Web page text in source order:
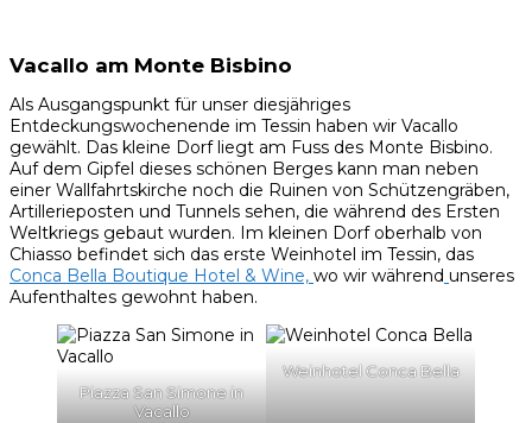
Vacallo am Monte Bisbino
Als Ausgangspunkt für unser diesjähriges
Entdeckungswochenende im Tessin haben wir Vacallo
gewählt. Das kleine Dorf liegt am Fuss des Monte Bisbino.
Auf dem Gipfel dieses schönen Berges kann man neben
einer Wallfahrtskirche noch die Ruinen von Schützengräben,
Artillerieposten und Tunnels sehen, die während des Ersten
Weltkriegs gebaut wurden. Im kleinen Dorf oberhalb von
Chiasso befindet sich das erste Weinhotel im Tessin, das
Conca Bella Boutique Hotel & Wine, wo wir während unseres
Aufenthaltes gewohnt haben.
Piazza San Simone in
Vacallo
Weinhotel Conca Bella